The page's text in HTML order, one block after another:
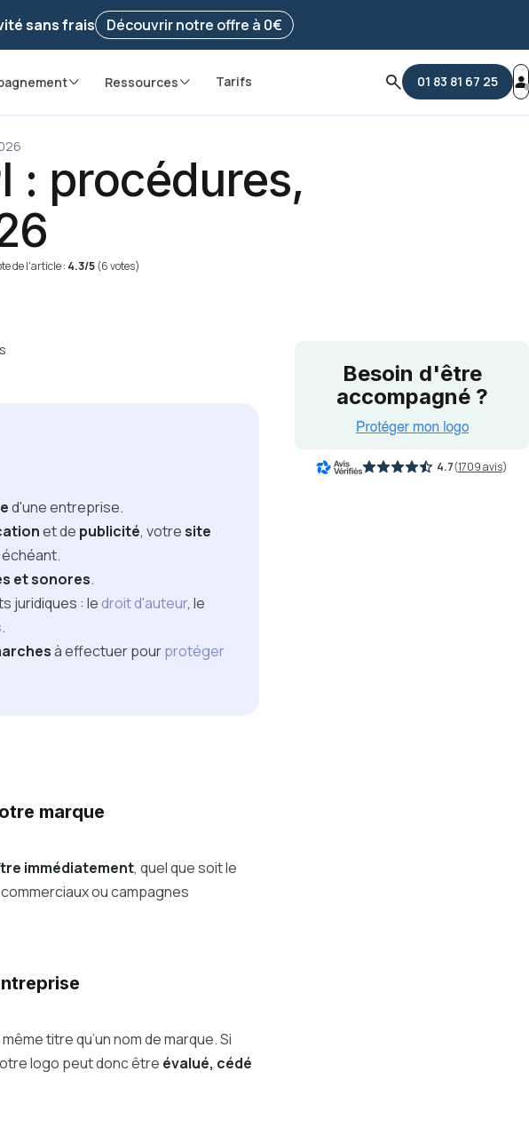
🚀 Reprendre ma démarche
sans frais Découvrir notre offre à 0€
Ressources Tarifs 01 83 81 67 25
: procédures,
de l'article : 4.3/5(6 votes)
d'une entreprise.
et de publicité, votresite
et sonores.
juridiques : le droit d'auteur, le
.
à effectuer pourprotéger
marque
immédiatement, quel que soit le
ou campagnes
titre qu’un nom de marque. Si
logo peut donc être évalué, cédé
4.7(1709 avis)
Besoin d'être
accompagné ?